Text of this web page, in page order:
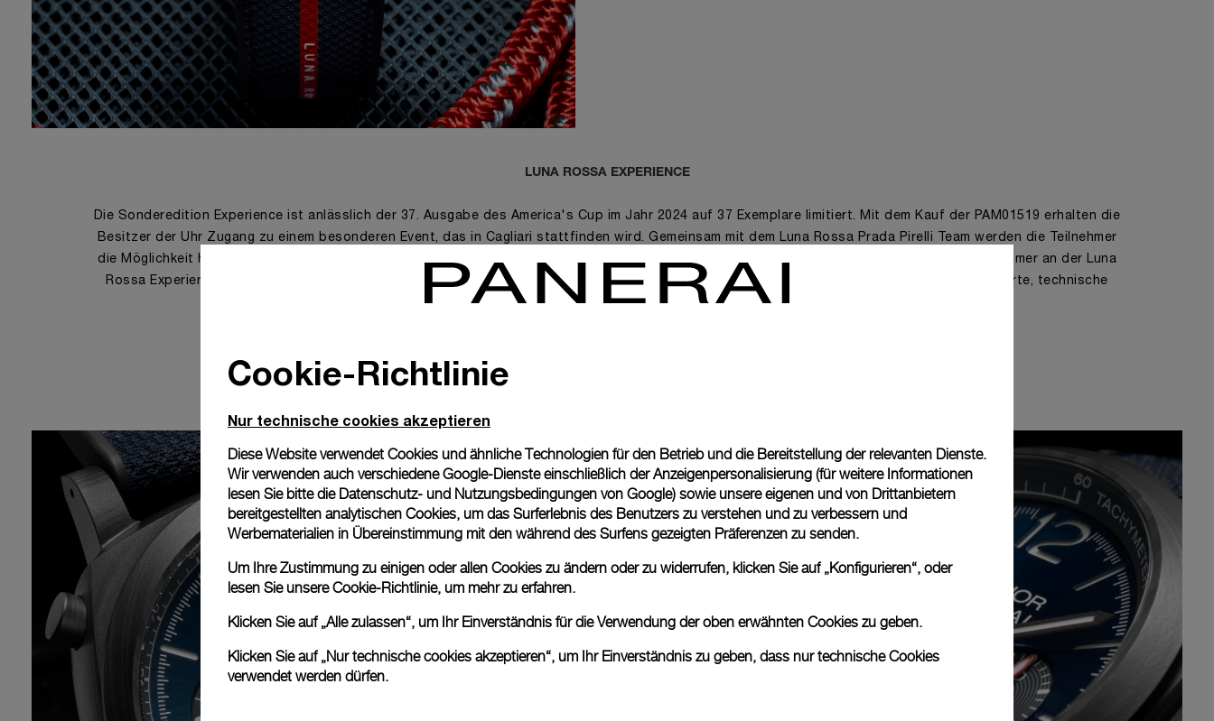
LUNA ROSSA EXPERIENCE
Die Sonderedition Experience ist anlässlich der 37. Ausgabe des America's Cup im Jahr 2024 auf 37 Exemplare limitiert. Mit dem Kauf der PAM01519 erhalten die
Besitzer der Uhr Zugang zu einem besonderen Event, das in Cagliari stattfinden wird. Gemeinsam mit dem Luna Rossa Prada Pirelli Team werden die Teilnehmer
die Möglichkeit haben, an verschiedenen Aktivitäten und Workshops rund um die Welt des Segelns und des Meeres teilzunehmen. Jeder Teilnehmer an der Luna
Rossa Experience erhält außerdem ein NFT, das Informationen zur Unterstützung seiner Teilnahme enthält, wie z. B. eine spezielle Trainingskarte, technische
Informationen über die Uhr, ein Garantieheft und schließlich ein speziell vom Panerai Studio geschaffenes Kunstwerk.
Cookie-Richtlinie
Nur technische cookies akzeptieren
Diese Website verwendet Cookies und ähnliche Technologien für den Betrieb und die Bereitstellung der relevanten Dienste.
Wir verwenden auch verschiedene Google-Dienste einschließlich der Anzeigenpersonalisierung (für weitere Informationen
lesen Sie bitte die Datenschutz- und Nutzungsbedingungen von Google) sowie unsere eigenen und von Drittanbietern
bereitgestellten analytischen Cookies, um das Surferlebnis des Benutzers zu verstehen und zu verbessern und
Werbematerialien in Übereinstimmung mit den während des Surfens gezeigten Präferenzen zu senden.
Um Ihre Zustimmung zu einigen oder allen Cookies zu ändern oder zu widerrufen, klicken Sie auf „Konfigurieren“, oder
lesen Sie unsereCookie-Richtlinie, um mehr zu erfahren.
Klicken Sie auf „Alle zulassen“, um Ihr Einverständnis für die Verwendung der oben erwähnten Cookies zu geben.
Klicken Sie auf „Nur technische cookies akzeptieren“, um Ihr Einverständnis zu geben, dass nur technische Cookies
verwendet werden dürfen.